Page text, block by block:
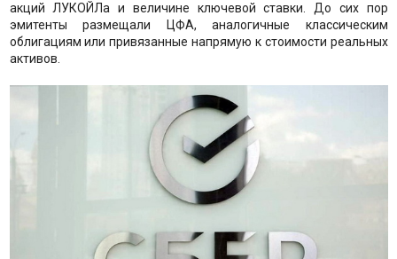
акций ЛУКОЙЛа и величине ключевой ставки. До сих пор
эмитенты размещали ЦФА, аналогичные классическим
облигациям или привязанные напрямую к стоимости реальных
активов.